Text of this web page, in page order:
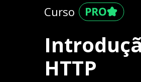
Curso
HTTP